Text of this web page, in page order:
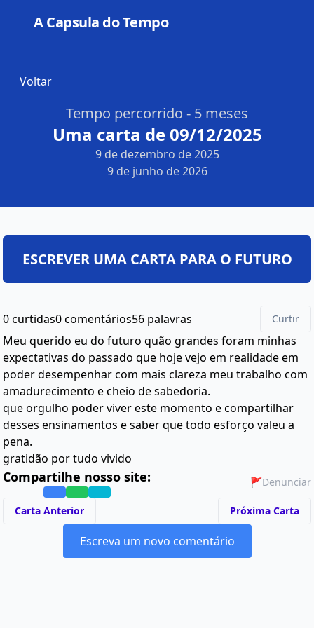
A Capsula do Tempo
Voltar
Tempo percorrido - 5 meses
Uma carta de 09/12/2025
9 de dezembro de 2025
9 de junho de 2026
0 curtidas0 comentários56 palavras Curtir
Meu querido eu do futuro quão grandes foram minhas
expectativas do passado que hoje vejo em realidade em
poder desempenhar com mais clareza meu trabalho com
amadurecimento e cheio de sabedoria.
que orgulho poder viver este momento e compartilhar
desses ensinamentos e saber que todo esforço valeu a
pena.
gratidão por tudo vivido
Compartilhe nosso site: 🚩Denunciar
Carta Anterior Próxima Carta
Escreva um novo comentário
ESCREVER UMA CARTA PARA O FUTURO